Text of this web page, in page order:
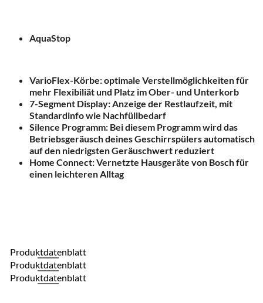
AquaStop
VarioFlex-Körbe: optimale Verstellmöglichkeiten für
mehr Flexibiliät und Platz im Ober- und Unterkorb
7-Segment Display: Anzeige der Restlaufzeit, mit
Standardinfo wie Nachfüllbedarf
Silence Programm: Bei diesem Programm wird das
Betriebsgeräusch deines Geschirrspülers automatisch
auf den niedrigsten Geräuschwert reduziert
Home Connect: Vernetzte Hausgeräte von Bosch für
einen leichteren Alltag
Produktdatenblatt
Produktdatenblatt
Produktdatenblatt